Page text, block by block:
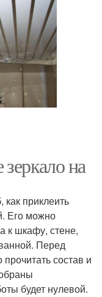
на
приклеить
Его можно
к шкафу, стене,
Перед
состав и
будет нулевой.